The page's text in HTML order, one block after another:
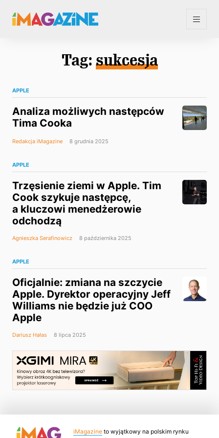
Tag: sukcesja
APPLE
Analiza możliwych następców
Tima Cooka
Redakcja iMagazine 8 grudnia 2025
APPLE
Trzęsienie ziemi w Apple. Tim
Cook szykuje następcę,
a kluczowi menedżerowie
odchodzą
Agnieszka Serafinowicz 8 października 2025
APPLE
Oficjalnie: zmiana na szczycie
Apple. Dyrektor operacyjny Jeff
Williams nie będzie już COO
Apple
Dariusz Hałas 8 lipca 2025
iMagazine to wyjątkowy na polskim rynku